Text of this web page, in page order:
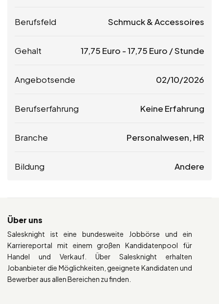
Berufsfeld Schmuck & Accessoires
Gehalt 17,75 Euro -17,75 Euro / Stunde
Angebotsende 02/10/2026
Berufserfahrung Keine Erfahrung
Branche Personalwesen, HR
Bildung Andere
Über uns
Salesknight ist eine bundesweite Jobbörse und ein
Karriereportal mit einem großen Kandidatenpool für
Handel und Verkauf. Über Salesknight erhalten
Jobanbieter die Möglichkeiten, geeignete Kandidaten und
Bewerber aus allen Bereichen zu finden.